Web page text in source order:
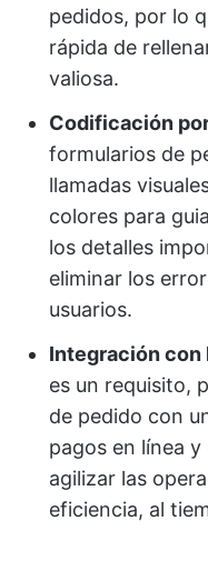
pedidos, por lo
rápida de
valiosa.
Codificación
formularios de
llamadas
colores para
los detalles
eliminar los
usuarios.
Integración con
es un requisito,
de pedido con
pagos en línea
agilizar las
eficiencia, al